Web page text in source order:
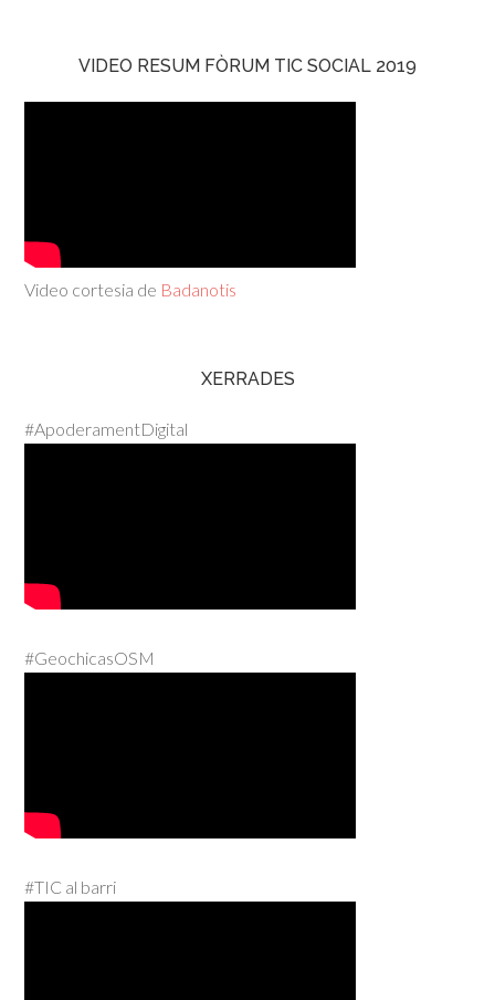
VIDEO RESUM FÒRUM TIC SOCIAL 2019
Video cortesia de Badanotis
XERRADES
#ApoderamentDigital
#GeochicasOSM
#TIC al barri